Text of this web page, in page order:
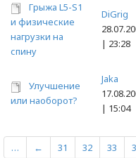
Грыжа L5-S1
и физические
нагрузки на
спину
DiGrig
| 23:28
Улучшение
или наоборот?
Jaka
| 15:04
… ← 31 32 33